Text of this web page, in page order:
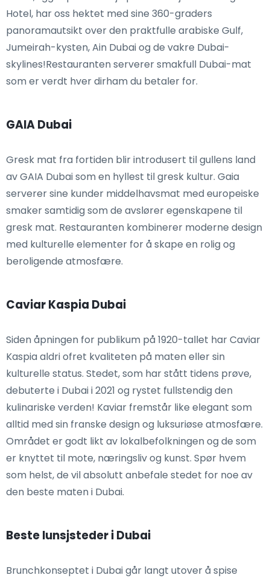
Hotel, har oss hektet med sine 360-graders
panoramautsikt over den praktfulle arabiske Gulf,
Jumeirah-kysten, Ain Dubai og de vakre Dubai-
skylines!Restauranten serverer smakfull Dubai-mat
som er verdt hver dirham du betaler for.
GAIA Dubai
Gresk mat fra fortiden blir introdusert til gullens land
av GAIA Dubai som en hyllest til gresk kultur. Gaia
serverer sine kunder middelhavsmat med europeiske
smaker samtidig som de avslører egenskapene til
gresk mat. Restauranten kombinerer moderne design
med kulturelle elementer for å skape en rolig og
beroligende atmosfære.
Caviar Kaspia Dubai
Siden åpningen for publikum på 1920-tallet har Caviar
Kaspia aldri ofret kvaliteten på maten eller sin
kulturelle status. Stedet, som har stått tidens prøve,
debuterte i Dubai i 2021 og rystet fullstendig den
kulinariske verden! Kaviar fremstår like elegant som
alltid med sin franske design og luksuriøse atmosfære.
Området er godt likt av lokalbefolkningen og de som
er knyttet til mote, næringsliv og kunst. Spør hvem
som helst, de vil absolutt anbefale stedet for noe av
den beste maten i Dubai.
Beste lunsjsteder i Dubai
Brunchkonseptet i Dubai går langt utover å spise